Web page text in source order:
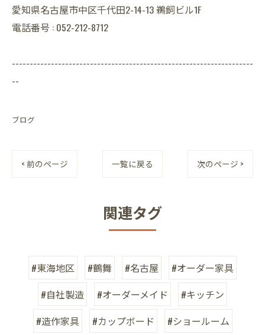
愛知県名古屋市中区千代田2-14-13 鵜飼ビル1F
電話番号 : 052-212-8712
--------------------------------------------------------------------
--
ブログ
< 前のページ 一覧に戻る 次のページ >
関連タグ
#東海地区 #鶴舞 #名古屋
#オーダー家具
#自社製造
#オーダーメイド
#キッチン
#造作家具
#カップボード #ショールーム